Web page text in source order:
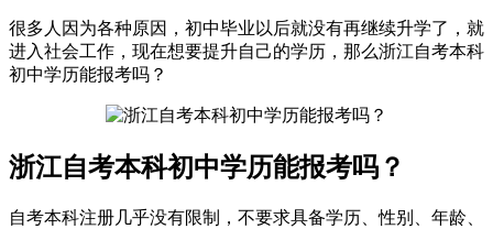
很多人因为各种原因，初中毕业以后就没有再继续升学了，就
进入社会工作，现在想要提升自己的学历，那么浙江自考本科
初中学历能报考吗？
浙江自考本科初中学历能报考吗？
自考本科注册几乎没有限制，不要求具备学历、性别、年龄、